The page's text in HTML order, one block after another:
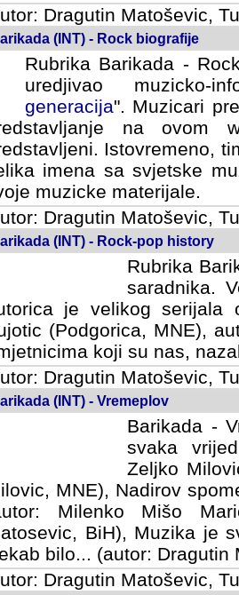
Dragutin Matoševic,
(INT) - Rock biografije
Rubrika Barikada -
uredjivao muzicko-
Muzicari predstavljeni u
ovom web portalu
tim nacinom
svjetske muzicke scene
Dragutin Matoševic,
(INT) - Rock-pop history
Rubrika
saradnika.
je velikog serijala
(Podgorica, MNE),
koji su nas,
Dragutin Matoševic,
(INT) - Vremeplov
Barikada -
svaka
Milovic,
Nadirov spomenar
Mišo Maric, UK),
je svirala (autor:
Dragutin Matosevic,
Dragutin Matoševic,